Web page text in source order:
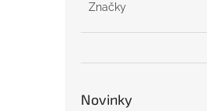
Značky
Novinky